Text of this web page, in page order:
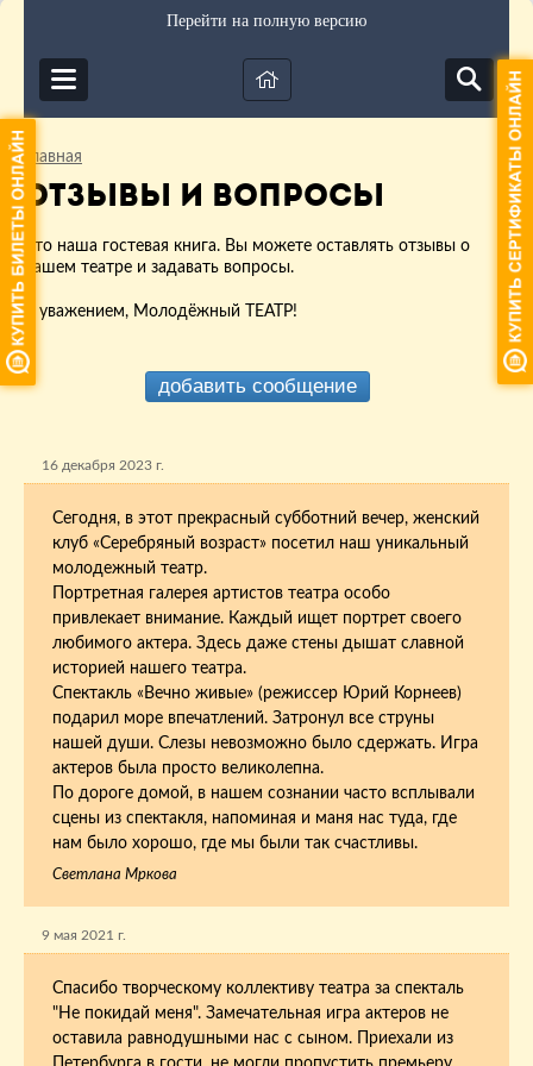
Перейти на полную версию
Главная
Отзывы и вопросы
Это наша гостевая книга. Вы можете оставлять отзывы о
нашем театре и задавать вопросы.
С уважением, Молодёжный ТЕАТР!
добавить сообщение
16 декабря 2023 г.
Сегодня, в этот прекрасный субботний вечер, женский
клуб «Серебряный возраст» посетил наш уникальный
молодежный театр.
Портретная галерея артистов театра особо
привлекает внимание. Каждый ищет портрет своего
любимого актера. Здесь даже стены дышат славной
историей нашего театра.
Спектакль «Вечно живые» (режиссер Юрий Корнеев)
подарил море впечатлений. Затронул все струны
нашей души. Слезы невозможно было сдержать. Игра
актеров была просто великолепна.
По дороге домой, в нашем сознании часто всплывали
сцены из спектакля, напоминая и маня нас туда, где
нам было хорошо, где мы были так счастливы.
Светлана Мркова
9 мая 2021 г.
Спасибо творческому коллективу театра за спекталь
"Не покидай меня". Замечательная игра актеров не
оставила равнодушными нас с сыном. Приехали из